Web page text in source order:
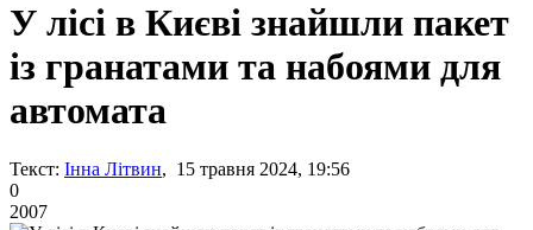
У лісі в Києві знайшли пакет
із гранатами та набоями для
автомата
Текст: Інна Літвин, 15 травня 2024, 19:56
0
2007